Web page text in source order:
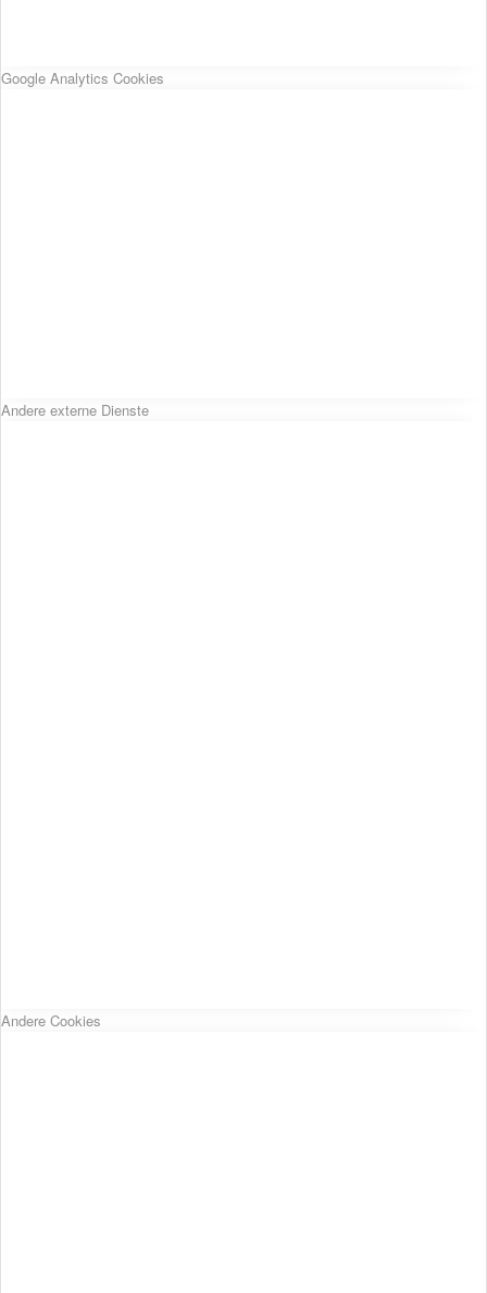
Google Analytics Cookies
Andere externe Dienste
Andere Cookies